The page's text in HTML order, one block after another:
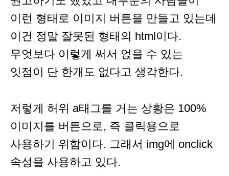
이런 형태로 이미지 버튼을 만들고 있는데
이건 정말 잘못된 형태의 html이다.
무엇보다 이렇게 써서 얹을 수 있는
잇점이 단 한개도 없다고 생각한다.
저렇게 허위 a태그를 거는 상황은 100%
이미지를 버튼으로, 즉 클릭용으로
사용하기 위함이다. 그래서 img에 onclick
속성을 사용하고 있다.